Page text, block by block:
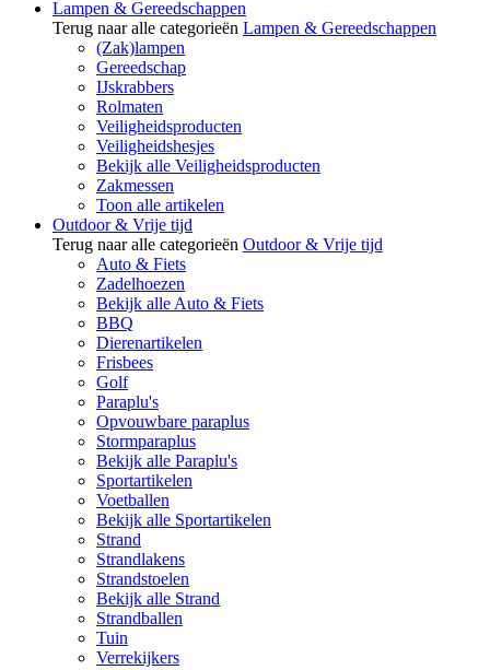
Lampen & Gereedschappen
Terug naar alle categorieën Lampen & Gereedschappen
(Zak)lampen
Gereedschap
IJskrabbers
Rolmaten
Veiligheidsproducten
Veiligheidshesjes
Bekijk alle Veiligheidsproducten
Zakmessen
Toon alle artikelen
Outdoor & Vrije tijd
Terug naar alle categorieën Outdoor & Vrije tijd
Auto & Fiets
Zadelhoezen
Bekijk alle Auto & Fiets
BBQ
Dierenartikelen
Frisbees
Golf
Paraplu's
Opvouwbare paraplus
Stormparaplus
Bekijk alle Paraplu's
Sportartikelen
Voetballen
Bekijk alle Sportartikelen
Strand
Strandlakens
Strandstoelen
Bekijk alle Strand
Strandballen
Tuin
Verrekijkers